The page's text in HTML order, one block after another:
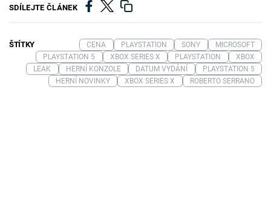
SDÍLEJTE ČLÁNEK
ŠTÍTKY CENA PLAYSTATION SONY
MICROSOFT
PLAYSTATION 5
XBOX SERIES X PLAYSTATION
XBOX
LEAK
HERNÍ KONZOLE DATUM VYDÁNÍ
PLAYSTATION 5
HERNÍ NOVINKY
XBOX SERIES X ROBERTO SERRANO